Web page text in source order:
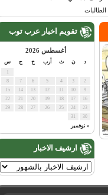
تقويم اخبار عرب توب
أغسطس 2026
أرب س
« نوفمبر
ارشيف الاخبار